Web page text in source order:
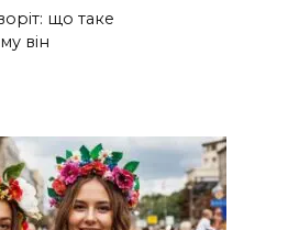
що таке
він